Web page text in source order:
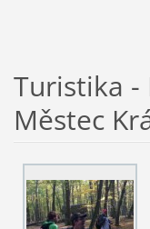
Turistika -
Městec